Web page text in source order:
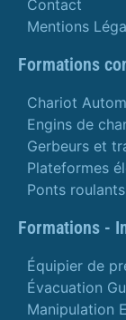
Contact
Mentions
Formations
Chariot
Engins de
Gerbeurs et
Plateformes
Ponts
Formations -
Équipier de
Évacuation
Manipulation